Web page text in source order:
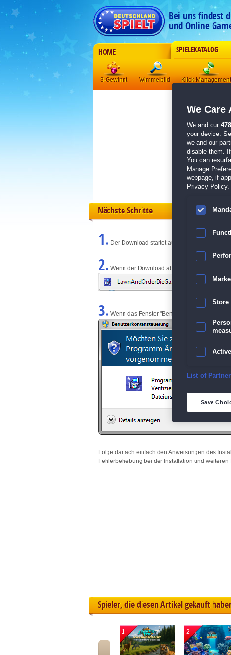
Bei uns findest
und Online
HOME SPIELEKATALOG
3-Gewinnt Wimmelbild Klick-Management
Nächste Schritte
1. Der Download startet automatisch und wird
2. Wenn der Download abgeschlossen ist,
3. Wenn das Fenster
Folge danach einfach den Anweisungen des
Fehlerbehebung bei der Installation und weiteren
Spieler, die diesen Artikel gekauft
1 2
We Care
We and our 478
your device.
we and our
disable them.
You can
Manage
webpage, if
Privacy Policy.
Store
List of
Save